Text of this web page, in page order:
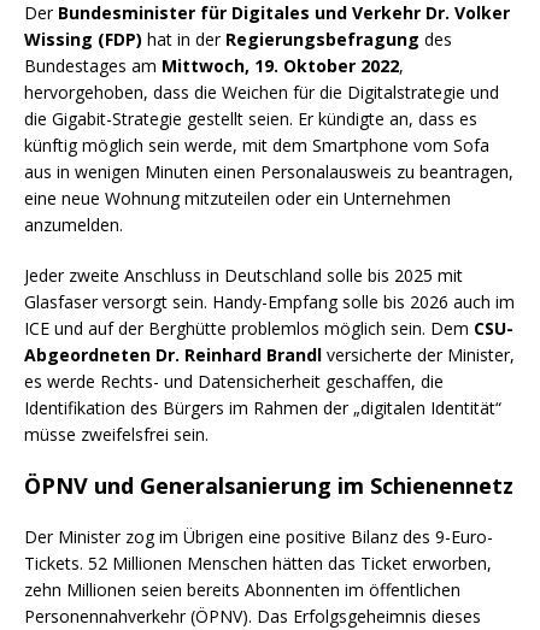
Der Bundesminister für Digitales und Verkehr Dr. Volker
Wissing (FDP) hat in der Regierungsbefragung des
Bundestages am Mittwoch, 19. Oktober 2022,
hervorgehoben, dass die Weichen für die Digitalstrategie und
die Gigabit-Strategie gestellt seien. Er kündigte an, dass es
künftig möglich sein werde, mit dem Smartphone vom Sofa
aus in wenigen Minuten einen Personalausweis zu beantragen,
eine neue Wohnung mitzuteilen oder ein Unternehmen
anzumelden.
Jeder zweite Anschluss in Deutschland solle bis 2025 mit
Glasfaser versorgt sein. Handy-Empfang solle bis 2026 auch im
ICE und auf der Berghütte problemlos möglich sein. Dem CSU-
Abgeordneten Dr. Reinhard Brandl versicherte der Minister,
es werde Rechts- und Datensicherheit geschaffen, die
Identifikation des Bürgers im Rahmen der „digitalen Identität“
müsse zweifelsfrei sein.
ÖPNV und Generalsanierung im Schienennetz
Der Minister zog im Übrigen eine positive Bilanz des 9-Euro-
Tickets. 52 Millionen Menschen hätten das Ticket erworben,
zehn Millionen seien bereits Abonnenten im öffentlichen
Personennahverkehr (ÖPNV). Das Erfolgsgeheimnis dieses